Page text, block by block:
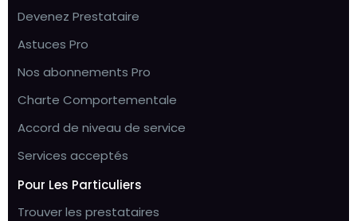
Devenez Prestataire
Astuces Pro
Nos abonnements Pro
Charte Comportementale
Accord de niveau de service
Services acceptés
Pour Les Particuliers
Trouver les prestataires